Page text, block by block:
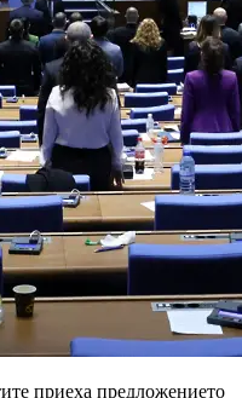
приеха предложението